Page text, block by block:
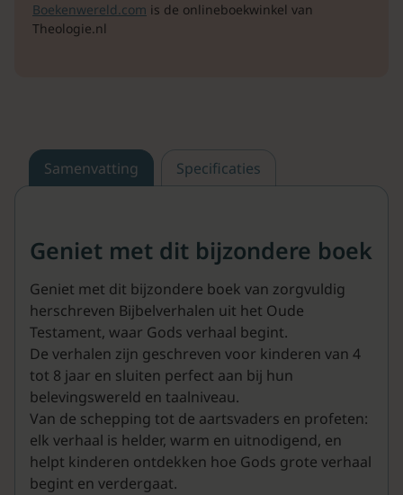
Boekenwereld.com is de onlineboekwinkel van
Theologie.nl
Samenvatting Specificaties
Geniet met dit bijzondere boek
Geniet met dit bijzondere boek van zorgvuldig
herschreven Bijbelverhalen uit het Oude
Testament, waar Gods verhaal begint.
De verhalen zijn geschreven voor kinderen van 4
tot 8 jaar en sluiten perfect aan bij hun
belevingswereld en taalniveau.
Van de schepping tot de aartsvaders en profeten:
elk verhaal is helder, warm en uitnodigend, en
helpt kinderen ontdekken hoe Gods grote verhaal
begint en verdergaat.